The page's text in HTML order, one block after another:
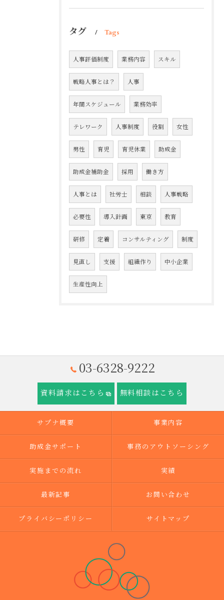
タグ Tags
人事評価制度 業務内容 スキル
戦略人事とは？ 人事
年間スケジュール 業務効率
テレワーク 人事制度 役割 女性
男性 育児 育児休業 助成金
助成金補助金 採用 働き方
人事とは 社労士 相談 人事戦略
必要性 導入計画 東京 教育
研修 定着 コンサルティング 制度
見直し 支援 組織作り 中小企業
生産性向上
03-6328-9222
資料請求はこちら 無料相談はこちら
サプナ概要 事業内容
助成金サポート 事務のアウトソーシング
実施までの流れ 実績
最新記事 お問い合わせ
プライバシーポリシー サイトマップ